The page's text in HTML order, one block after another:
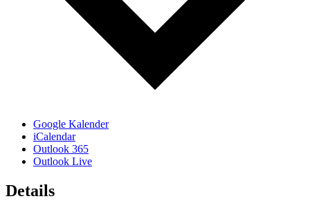
Google Kalender
iCalendar
Outlook 365
Outlook Live
Details